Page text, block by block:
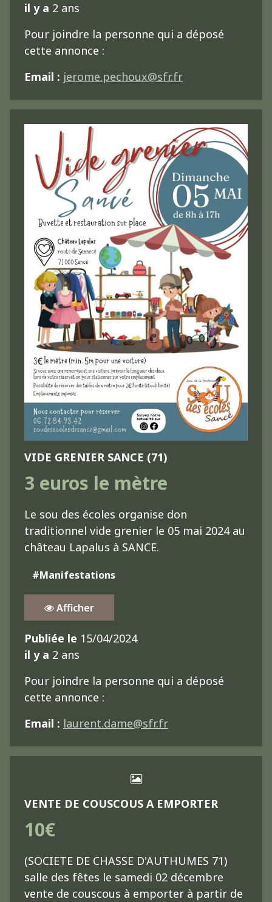
il y a 2 ans
Pour joindre la personne qui a déposé
cette annonce :
Email : jerome.pechoux@sfr.fr
VIDE GRENIER SANCE (71)
3 euros le mètre
Le sou des écoles organise don
traditionnel vide grenier le 05 mai 2024 au
château Lapalus à SANCE.
#Manifestations
Afficher
Publiée le 15/04/2024
il y a 2 ans
Pour joindre la personne qui a déposé
cette annonce :
Email : laurent.dame@sfr.fr
VENTE DE COUSCOUS A EMPORTER
10€
(SOCIETE DE CHASSE D'AUTHUMES 71)
salle des fêtes le samedi 02 décembre
vente de couscous à emporter à partir de